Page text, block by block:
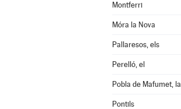
Montferri
Móra la Nova
Pallaresos, els
Perelló, el
Pobla de Mafumet, la
Pontils